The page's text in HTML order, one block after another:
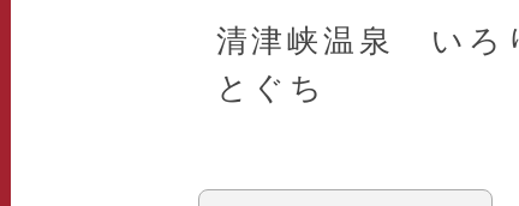
清津峡温泉 いろ
とぐち